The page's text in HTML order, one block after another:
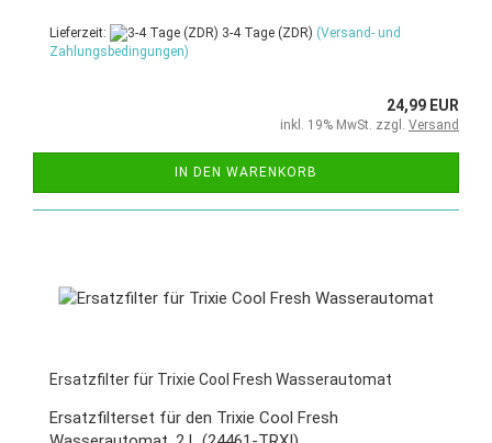
Lieferzeit: 3-4 Tage (ZDR) (Versand- und
Zahlungsbedingungen)
24,99 EUR
inkl. 19% MwSt. zzgl. Versand
IN DEN WARENKORB
Ersatzfilter für Trixie Cool Fresh Wasserautomat
Ersatzfilterset für den Trixie Cool Fresh